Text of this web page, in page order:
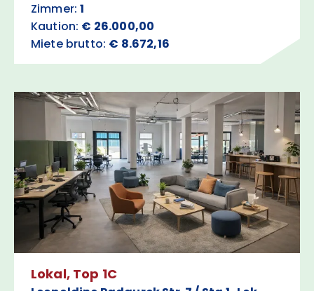
Zimmer:1
Kaution: € 26.000,00
Miete brutto: € 8.672,16
Lokal, Top 1C